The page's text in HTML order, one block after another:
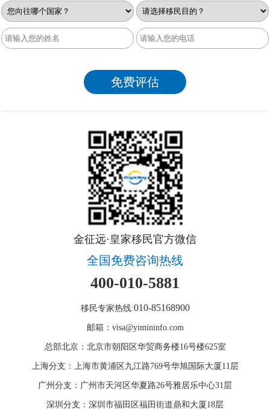
金征远·皇家移民官方微信
全国免费咨询热线
400-010-5881
移民专家热线:010-85168900
邮箱：visa@yimininfo.com
总部北京：北京市朝阳区华贸商务楼16号楼625室
上海分支：上海市黄浦区九江路769号华旭国际大厦11层
广州分支：广州市天河区华夏路26号雅居乐中心31层
深圳分支：深圳市福田区福田街道鼎和大厦18层